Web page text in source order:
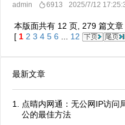
admin 6913 2025/7/12
本版面共有 12 页, 279 篇文章
[ 1 2 3 4 5 6 12
最新文章
点晴内网通：无公网IP访问
公的最佳方法